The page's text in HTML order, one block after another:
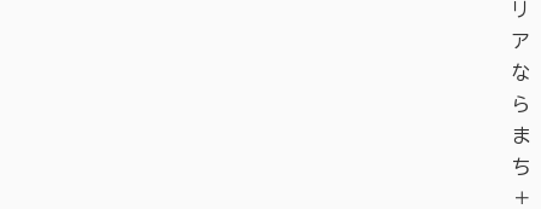
リ
ア
な
ら
ま
ち
＋